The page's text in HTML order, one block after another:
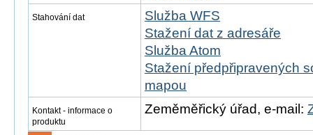
Stahování dat
Služba WFS
Stažení dat z adresáře
Služba Atom
Stažení předpřipravených
mapou
Kontakt - informace o
produktu
Zeměměřický úřad, e-mail: